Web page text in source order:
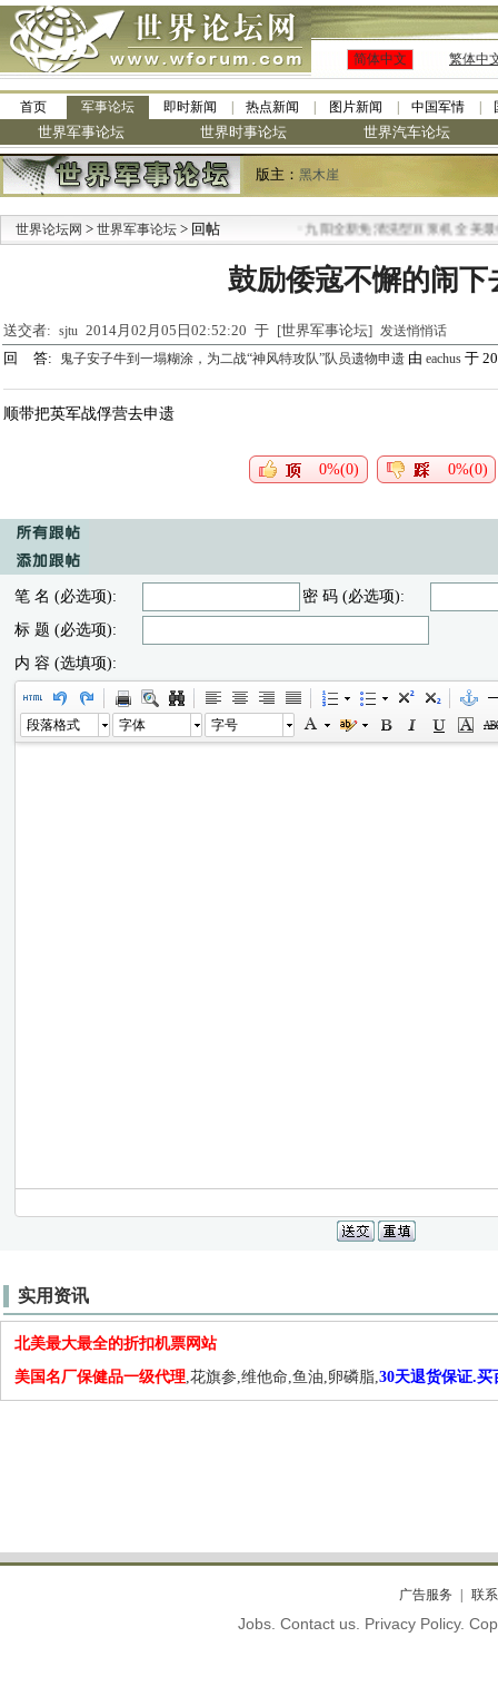
简体中文 繁体中
首页 军事论坛 即时新闻 热点新闻 图片新闻 中国军情
世界军事论坛 世界时事论坛 世界汽车论坛
版主： 黑木崖
世界论坛网 > 世界军事论坛 > 回帖 九阳全新免清洗型豆浆机 全美最低
鼓励倭寇不懈的闹下
送交者: sjtu 2014月02月05日02:52:20 于 [世界军事论坛] 发送悄悄话
回 答: 鬼子安子牛到一塌糊涂，为二战“神风特攻队”队员遗物申遗 由 eachus 于
顺带把英军战俘营去申遗
0%(0) 0%(0)
笔 名 (必选项):
密 码 (必选项):
标 题 (必选项):
内 容 (选填项):
段落格式 字体 字号
实用资讯
北美最大最全的折扣机票网站
美国名厂保健品一级代理,花旗参,维他命,鱼油,卵磷脂,30天退货保证.买
广告服务 联
Jobs. Contact us. Privacy Policy.